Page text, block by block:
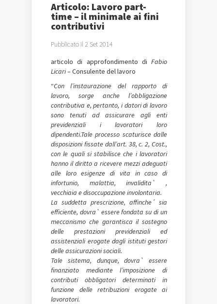
Articolo: Lavoro part-
time – il minimale ai fini
contributivi
Pubblicato il 2 Set 2014
articolo di approfondimento di Fabio
Licari– Consulente del lavoro
“Con l’instaurazione del rapporto di
lavoro, sorge anche l’obbligazione
contributiva e, pertanto, i datori di lavoro
sono tenuti ad assicurare agli enti
previdenziali i lavoratori loro
dipendenti.Tale processo scaturisce dalle
disposizioni fissate dall’art. 38, c. 2, Cost.,
con le quali si stabilisce che i lavoratori
hanno il diritto a ricevere mezzi adeguati
alle loro esigenze di vita in caso di
infortunio, malattia, invalidita` ,
vecchiaia e disoccupazione involontaria.
La suddetta prescrizione, affinche´ sia
efficiente, dovra` essere fondata su di un
meccanismo che garantisca il sostegno
delle prestazioni previdenziali ed
assistenziali erogate dagli istituti gestori
delle assicurazioni sociali.
Tale sistema, dunque, dovra` essere
finanziato mediante l’imposizione di
contributi obbligatori determinati in
funzione delle retribuzioni erogate ai
lavoratori.